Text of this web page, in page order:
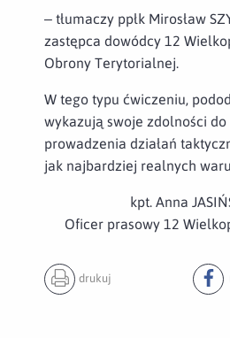
– tłumaczy ppłk Mirosław
zastępca dowódcy 12
Obrony Terytorialnej.
W tego typu ćwiczeniu,
wykazują swoje zdolności
prowadzenia działań
jak najbardziej realnych
kpt. Anna
Oficer prasowy 12
drukuj